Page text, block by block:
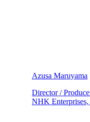
Azusa Maruyama
Director /
NHK Enterprises,